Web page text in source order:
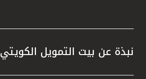
نبذة عن بيت التمويل الكويتي